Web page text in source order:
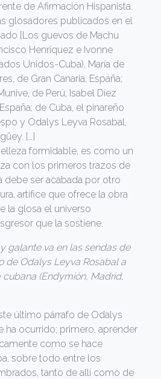
de Afirmación Hispanista.
glosadores publicados en el
[Los guevos de Machu
Henríquez e Ivonne
Unidos-Cuba), María de
de Gran Canaria, España;
de Perú; Isabel Díez
de Cuba, el pinareño
y Odalys Leyva Rosabal,
[…]
formidable, es como un
con los primeros trazos de
debe ser acabada por otro
artífice que ofrece la obra
la glosa el universo
que la sostiene.
galante va en las sendas de
de Odalys Leyva Rosabal a
cubana (Endymión, Madrid,
último párrafo de Odalys
ha ocurrido; primero, aprender
como se hace
sobre todo entre los
tanto de allí como de